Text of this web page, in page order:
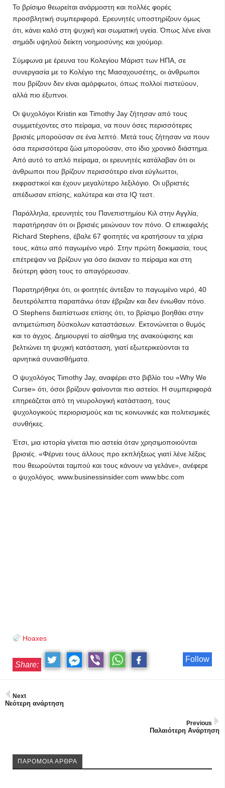
Το βρίσιμο θεωρείται ανάρμοστη και πολλές φορές
προσβλητική συμπεριφορά. Ερευνητές υποστηρίζουν όμως
ότι, κάνει καλό στη ψυχική και σωματική υγεία. Όπως λένε είναι
σημάδι υψηλού δείκτη νοημοσύνης και χιούμορ.
Σύμφωνα με έρευνα του Κολεγίου Μάριστ των ΗΠΑ, σε
συνεργασία με το Κολέγιο της Μασαχουσέτης, οι άνθρωποι
που βρίζουν δεν είναι αμόρφωτοι, όπως πολλοί πιστεύουν,
αλλά πιο έξυπνοι.
Οι ψυχολόγοι Kristin και Timothy Jay ζήτησαν από τους
συμμετέχοντες στο πείραμα, να πουν όσες περισσότερες
βρισιές μπορούσαν σε ένα λεπτό. Μετά τους ζήτησαν να πουν
όσα περισσότερα ζώα μπορούσαν, στο ίδιο χρονικό διάστημα.
Από αυτό το απλό πείραμα, οι ερευνητές κατάλαβαν ότι οι
άνθρωποι που βρίζουν περισσότερο είναι εύγλωττοι,
εκφραστικοί και έχουν μεγαλύτερο λεξιλόγιο. Οι υβριστές
απέδωσαν επίσης, καλύτερα και στα IQ τεστ.
Παράλληλα, ερευνητές του Πανεπιστημίου Κιλ στην Αγγλία,
παρατήρησαν ότι οι βρισιές μειώνουν τον πόνο. Ο επικεφαλής
Richard Stephens, έβαλε 67 φοιτητές να κρατήσουν τα χέρια
τους, κάτω από παγωμένο νερό. Στην πρώτη δοκιμασία, τους
επέτρεψαν να βρίζουν για όσο έκαναν το πείραμα και στη
δεύτερη φάση τους το απαγόρευσαν.
Παρατηρήθηκε ότι, οι φοιτητές άντεξαν το παγωμένο νερό, 40
δευτερόλεπτα παραπάνω όταν έβριζαν και δεν ένιωθαν πόνο.
Ο Stephens διαπίστωσε επίσης ότι, το βρίσιμο βοηθάει στην
αντιμετώπιση δύσκολων καταστάσεων. Εκτονώνεται ο θυμός
και το άγχος. Δημιουργεί το αίσθημα της ανακούφισης και
βελτιώνει τη ψυχική κατάσταση, γιατί εξωτερικεύονται τα
αρνητικά συναισθήματα.
Ο ψυχολόγος Timothy Jay, αναφέρει στο βιβλίο του «Why We
Curse» ότι, όσοι βρίζουν φαίνονται πιο αστείοι. Η συμπεριφορά
επηρεάζεται από τη νευρολογική κατάσταση, τους
ψυχολογικούς περιορισμούς και τις κοινωνικές και πολιτισμικές
συνθήκες.
Έτσι, μια ιστορία γίνεται πιο αστεία όταν χρησιμοποιούνται
βρισιές. «Φέρνει τους άλλους προ εκπλήξεως γιατί λένε λέξεις
που θεωρούνται ταμπού και τους κάνουν να γελάνε», ανέφερε
ο ψυχολόγος. www.businessinsider.com www.bbc.com
Hoaxes
Follow
Share:
Next
Νεότερη ανάρτηση
Previous
Παλαιότερη Ανάρτηση
ΠΑΡΟΜΟΙΑ ΑΡΘΡΑ